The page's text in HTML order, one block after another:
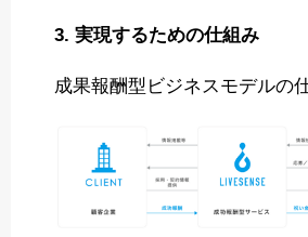
3. 実現するための仕組み
成果報酬型ビジネスモデルの